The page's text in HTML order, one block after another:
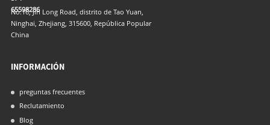
65598286
No.16, Jin Long Road, distrito de Tao Yuan,
Ninghai, Zhejiang, 315600, República Popular
China
INFORMACIÓN
preguntas frecuentes
Reclutamiento
Blog